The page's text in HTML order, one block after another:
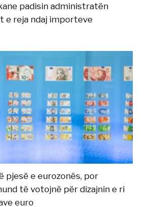
padisin administratën
e reja ndaj importeve
pjesë e eurozonës, por
të votojnë për dizajnin e ri
euro